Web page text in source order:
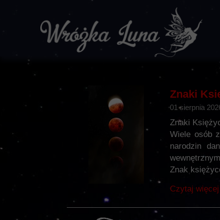
Znaki
01 sierpnia
Znaki
Wiele osób
narodzin
Znak
Czytaj więcej